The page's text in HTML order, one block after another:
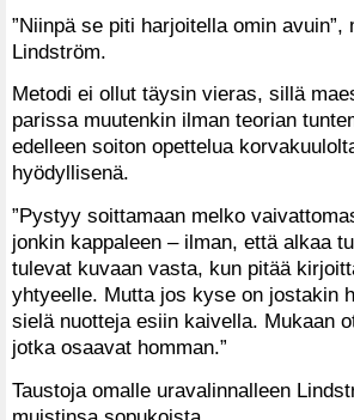
”Niinpä se piti harjoitella omin avuin”,
Lindström.
Metodi ei ollut täysin vieras, sillä
parissa muutenkin ilman teorian
edelleen soiton opettelua
hyödyllisenä.
”Pystyy soittamaan melko
jonkin kappaleen – ilman, että alkaa
tulevat kuvaan vasta, kun pitää
yhtyeelle. Mutta jos kyse on jostakin
sielä nuotteja esiin kaivella. Mukaan
jotka osaavat homman.”
Taustoja omalle uravalinnalleen